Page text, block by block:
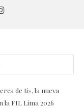
de ti», la nueva
la FIL Lima 2026